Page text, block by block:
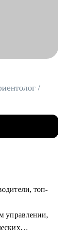
/
топ-
управлении,